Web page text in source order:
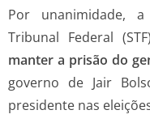
Por unanimidade,
Tribunal Federal (STF)
manter a prisão do
governo de Jair
presidente nas